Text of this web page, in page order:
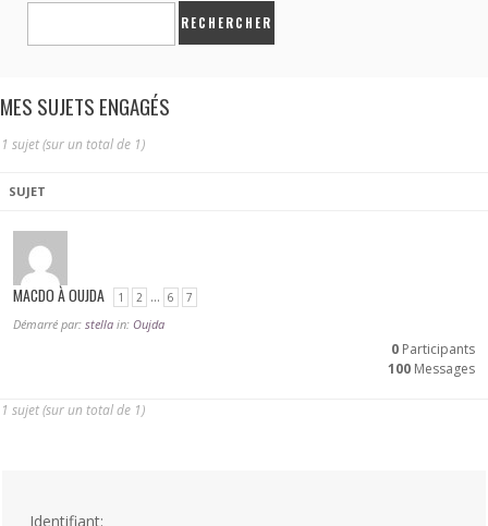
MES SUJETS ENGAGÉS
1 sujet (sur un total de 1)
SUJET
MACDO À OUJDA 1 2 … 6 7
Démarré par: stella in: Oujda
0 Participants
100 Messages
1 sujet (sur un total de 1)
Identifiant: